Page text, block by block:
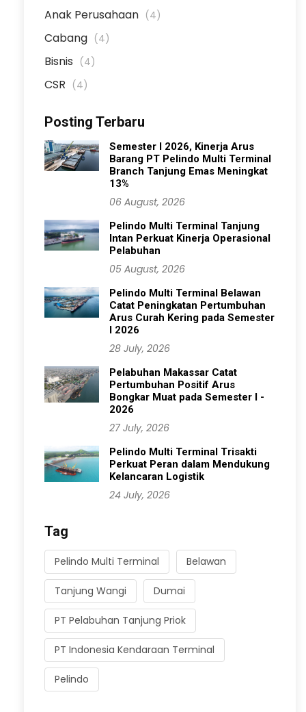
Anak Perusahaan (4)
Cabang (4)
Bisnis (4)
CSR (4)
Posting Terbaru
Semester I 2026, Kinerja Arus
Barang PT Pelindo Multi Terminal
Branch Tanjung Emas Meningkat
13%
06 August, 2026
Pelindo Multi Terminal Tanjung
Intan Perkuat Kinerja Operasional
Pelabuhan
05 August, 2026
Pelindo Multi Terminal Belawan
Catat Peningkatan Pertumbuhan
Arus Curah Kering pada Semester
I 2026
28 July, 2026
Pelabuhan Makassar Catat
Pertumbuhan Positif Arus
Bongkar Muat pada Semester I -
2026
27 July, 2026
Pelindo Multi Terminal Trisakti
Perkuat Peran dalam Mendukung
Kelancaran Logistik
24 July, 2026
Tag
Pelindo Multi Terminal Belawan
Tanjung Wangi Dumai
PT Pelabuhan Tanjung Priok
PT Indonesia Kendaraan Terminal
Pelindo